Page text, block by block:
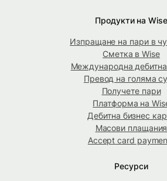
Продукти на Wise
Изпращане на пари в
Сметка в Wise
Международна дебитна
Превод на голяма
Получете пари
Платформа на
Дебитна бизнес
Масови плащания
Accept card
Ресурси